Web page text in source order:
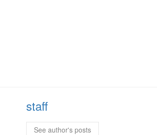
staff
See author's posts